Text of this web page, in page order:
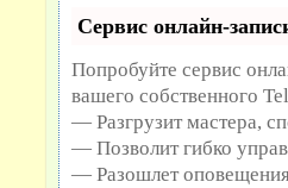
Сервис онлайн-
Попробуйте сервис
вашего собственного
— Разгрузит мастера,
— Позволит гибко
— Разошлет